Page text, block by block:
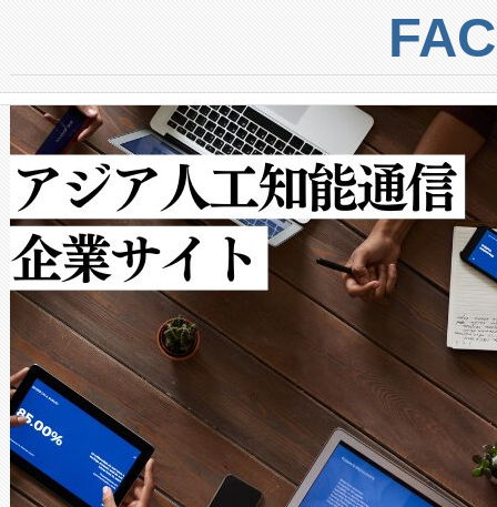
centers. Voltaiqは、ai&のAI
からシステム統合、試運転、
クルの各段階のデータを監視
[…]
トに対して約600メートルに
では、反射率10％のターゲッ
で向上し、最大検知距離は
ットだけで最大1キロメート
ルの変電所周囲を監視でき、
作業と点群処理を簡素化でき
Avia 2は、2種類のFOVオプシ
× 80°のノーマルモード、長
ードを切り替えて使用するこ
ることなく、単一のデバイス
うにします。遠距離まで届く